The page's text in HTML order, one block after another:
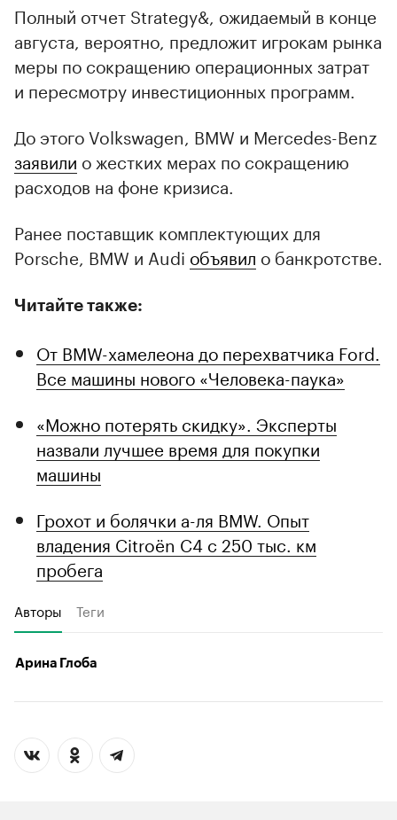
Полный отчет Strategy&, ожидаемый в конце
августа, вероятно, предложит игрокам рынка
меры по сокращению операционных затрат
и пересмотру инвестиционных программ.
До этого Volkswagen, BMW и Mercedes-Benz
заявили о жестких мерах по сокращению
расходов на фоне кризиса.
Ранее поставщик комплектующих для
Porsche, BMW и Audi объявил о банкротстве.
Читайте также:
От BMW-хамелеона до перехватчика Ford.
Все машины нового «Человека-паука»
«Можно потерять скидку». Эксперты
назвали лучшее время для покупки
машины
Грохот и болячки а-ля BMW. Опыт
владения Citroёn C4 с 250 тыс. км
пробега
Авторы Теги
Арина Глоба